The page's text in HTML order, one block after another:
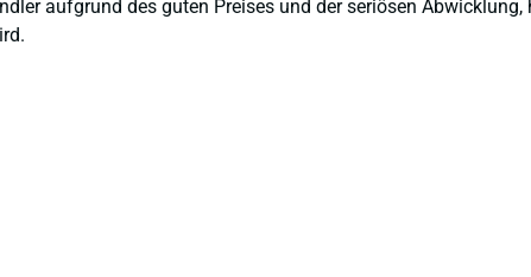
aufgrund des guten Preises und der seriösen Abwicklung,